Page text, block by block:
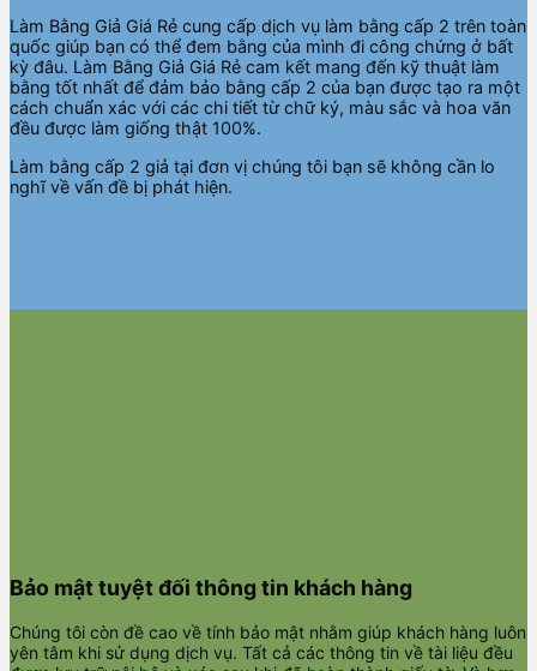
Làm Bằng Giả Giá Rẻ cung cấp dịch vụ làm bằng cấp 2 trên toàn
quốc giúp bạn có thể đem bằng của mình đi công chứng ở bất
kỳ đâu. Làm Bằng Giả Giá Rẻ cam kết mang đến kỹ thuật làm
bằng tốt nhất để đảm bảo bằng cấp 2 của bạn được tạo ra một
cách chuẩn xác với các chi tiết từ chữ ký, màu sắc và hoa văn
đều được làm giống thật 100%.
Làm bằng cấp 2 giả tại đơn vị chúng tôi bạn sẽ không cần lo
nghĩ về vấn đề bị phát hiện.
Bảo mật tuyệt đối thông tin khách hàng
Chúng tôi còn đề cao về tính bảo mật nhằm giúp khách hàng luôn
yên tâm khi sử dụng dịch vụ. Tất cả các thông tin về tài liệu đều